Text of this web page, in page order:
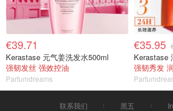
€39.71
Kerastase 元气姜洗发水500ml
强韧发丝 强效控油
Parfumdreams
€35.95
Kerastase
强韧秀发
联系我们 黑五